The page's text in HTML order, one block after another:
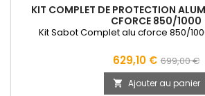
KIT COMPLET DE PROTECTION
CFORCE 850/1000
Kit Sabot Complet alu cforce 850/
Prix
629,10 € Prix
699,00 €
 Ajouter au panier